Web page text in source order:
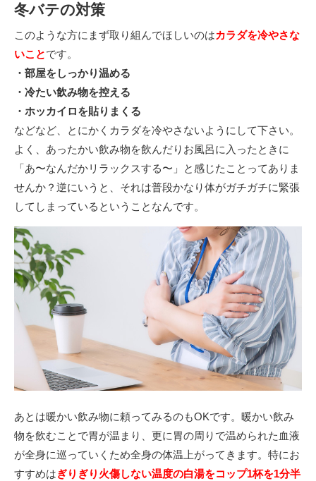
冬バテの対策
このような方にまず取り組んでほしいのはカラダを冷やさな
いことです。
・部屋をしっかり温める
・冷たい飲み物を控える
・ホッカイロを貼りまくる
などなど、とにかくカラダを冷やさないようにして下さい。
よく、あったかい飲み物を飲んだりお風呂に入ったときに
「あ〜なんだかリラックスする〜」と感じたことってありま
せんか？逆にいうと、それは普段かなり体がガチガチに緊張
してしまっているということなんです。
あとは暖かい飲み物に頼ってみるのもOKです。暖かい飲み
物を飲むことで胃が温まり、更に胃の周りで温められた血液
が全身に巡っていくため全身の体温上がってきます。特にお
すすめはぎりぎり火傷しない温度の白湯をコップ1杯を1分半